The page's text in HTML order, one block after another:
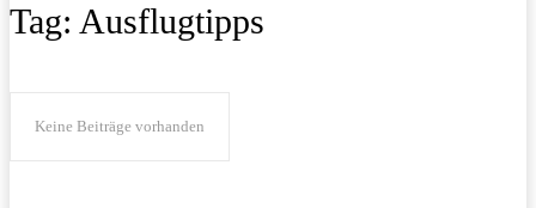
Tag: Ausflugtipps
Keine Beiträge vorhanden